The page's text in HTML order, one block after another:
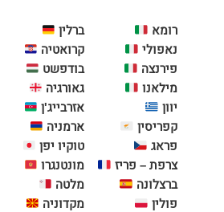
רומא
נאפולי
פירנצה
מילאנו
יוון
קפריסין
פראג
צרפת – פריז
ברצלונה
פולין
ברלין
קרואטיה
בודפשט
גאורגיה
אזרבייג'ן
ארמניה
טוקיו יפן
מונטנגרו
מלטה
מקדוניה